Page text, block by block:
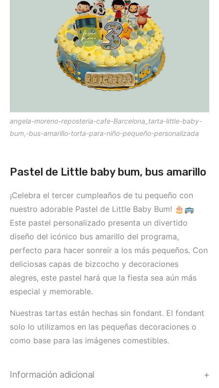
angela-moreno-reposteria-cafe-Barcelona_tarta-little-baby-
bum,-bus-amarillo-torta-para-niño-pequeño-personalizada
Pastel de Little baby bum, bus amarillo
¡Celebra el tercer cumpleaños de tu pequeño con
nuestro adorable Pastel de Little Baby Bum! 🎂🚌
Este pastel personalizado presenta un divertido
diseño del icónico bus amarillo del programa,
perfecto para hacer sonreír a los más pequeños. Con
deliciosas capas de bizcocho y decoraciones
alegres, este pastel hará que la fiesta sea aún más
especial y memorable.
Nuestras tartas están hechas sin fondant. El fondant
solo lo utilizamos en las pequeñas decoraciones o
como base para las imágenes comestibles.
Información adicional